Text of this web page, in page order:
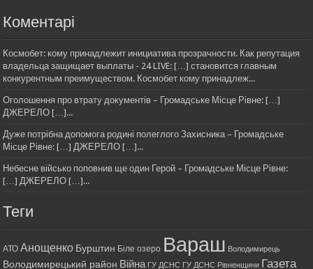
Коментарі
Космобет: кому принадлежит инициатива прозрачности. Как репутация
владельца защищает выплаты - 24 LIVE: […] становится главным
конкурентным преимуществом. Космобет кому принадлеж...
Оголошення про втрату документів – Громадське Місце Рівне: […]
ДЖЕРЕЛО […]...
Дуже потрібна допомога родині полеглого Захисника – Громадське
Місце Рівне: […] ДЖЕРЕЛО […]...
Небесне військо поповнив ще один Герой – Громадське Місце Рівне:
[…] ДЖЕРЕЛО […]...
Теги
АТО Анощенко Бурштин Біле озеро Вараш Володимирець
Володимирецький район Війна ГУ ДСНС ГУ ДСНС Рівненщини Газета